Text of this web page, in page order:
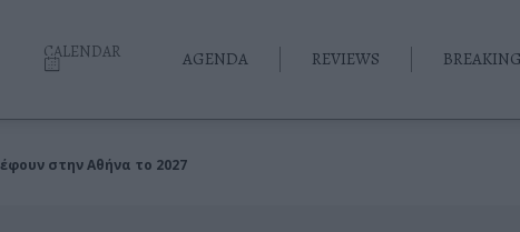
CALENDAR AGENDA REVIEWS
στην Αθήνα το 2027